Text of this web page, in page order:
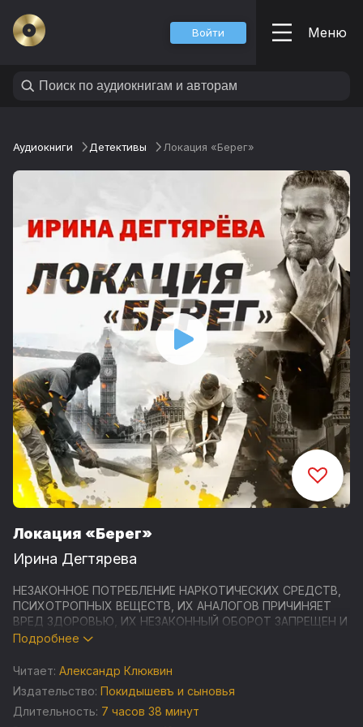
Войти Меню
Аудиокниги Детективы Локация «Берег»
Локация «Берег»
Ирина Дегтярева
НЕЗАКОННОЕ ПОТРЕБЛЕНИЕ НАРКОТИЧЕСКИХ СРЕДСТВ,
ПСИХОТРОПНЫХ ВЕЩЕСТВ, ИХ АНАЛОГОВ ПРИЧИНЯЕТ
ВРЕД ЗДОРОВЬЮ, ИХ НЕЗАКОННЫЙ ОБОРОТ ЗАПРЕЩЕН И
ВЛЕЧЕТ УСТАНОВЛЕННУЮ ЗАКОНОДАТЕЛЬСТВОМ
Георгий Топильский – атташе посольства России в
Великобритании получает анонимное письмо, в котором
сообщается, что его автор обладает информацией о
Подробнее
Читает: Александр Клюквин
Издательство: Покидышевъ и сыновья
Длительность: 7 часов 38 минут